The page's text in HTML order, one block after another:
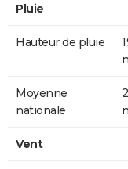
Pluie
Hauteur de pluie
Moyenne
nationale
Vent